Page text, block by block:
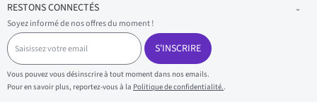
RESTONS CONNECTÉS
Soyez informé de nos offres du moment !
S
a
i
s
i
s
S'INSCRIRE
Vous pouvez vous désinscrire à tout moment dans nos emails.
Pour en savoir plus, reportez-vous à la Politique de confidentialité..